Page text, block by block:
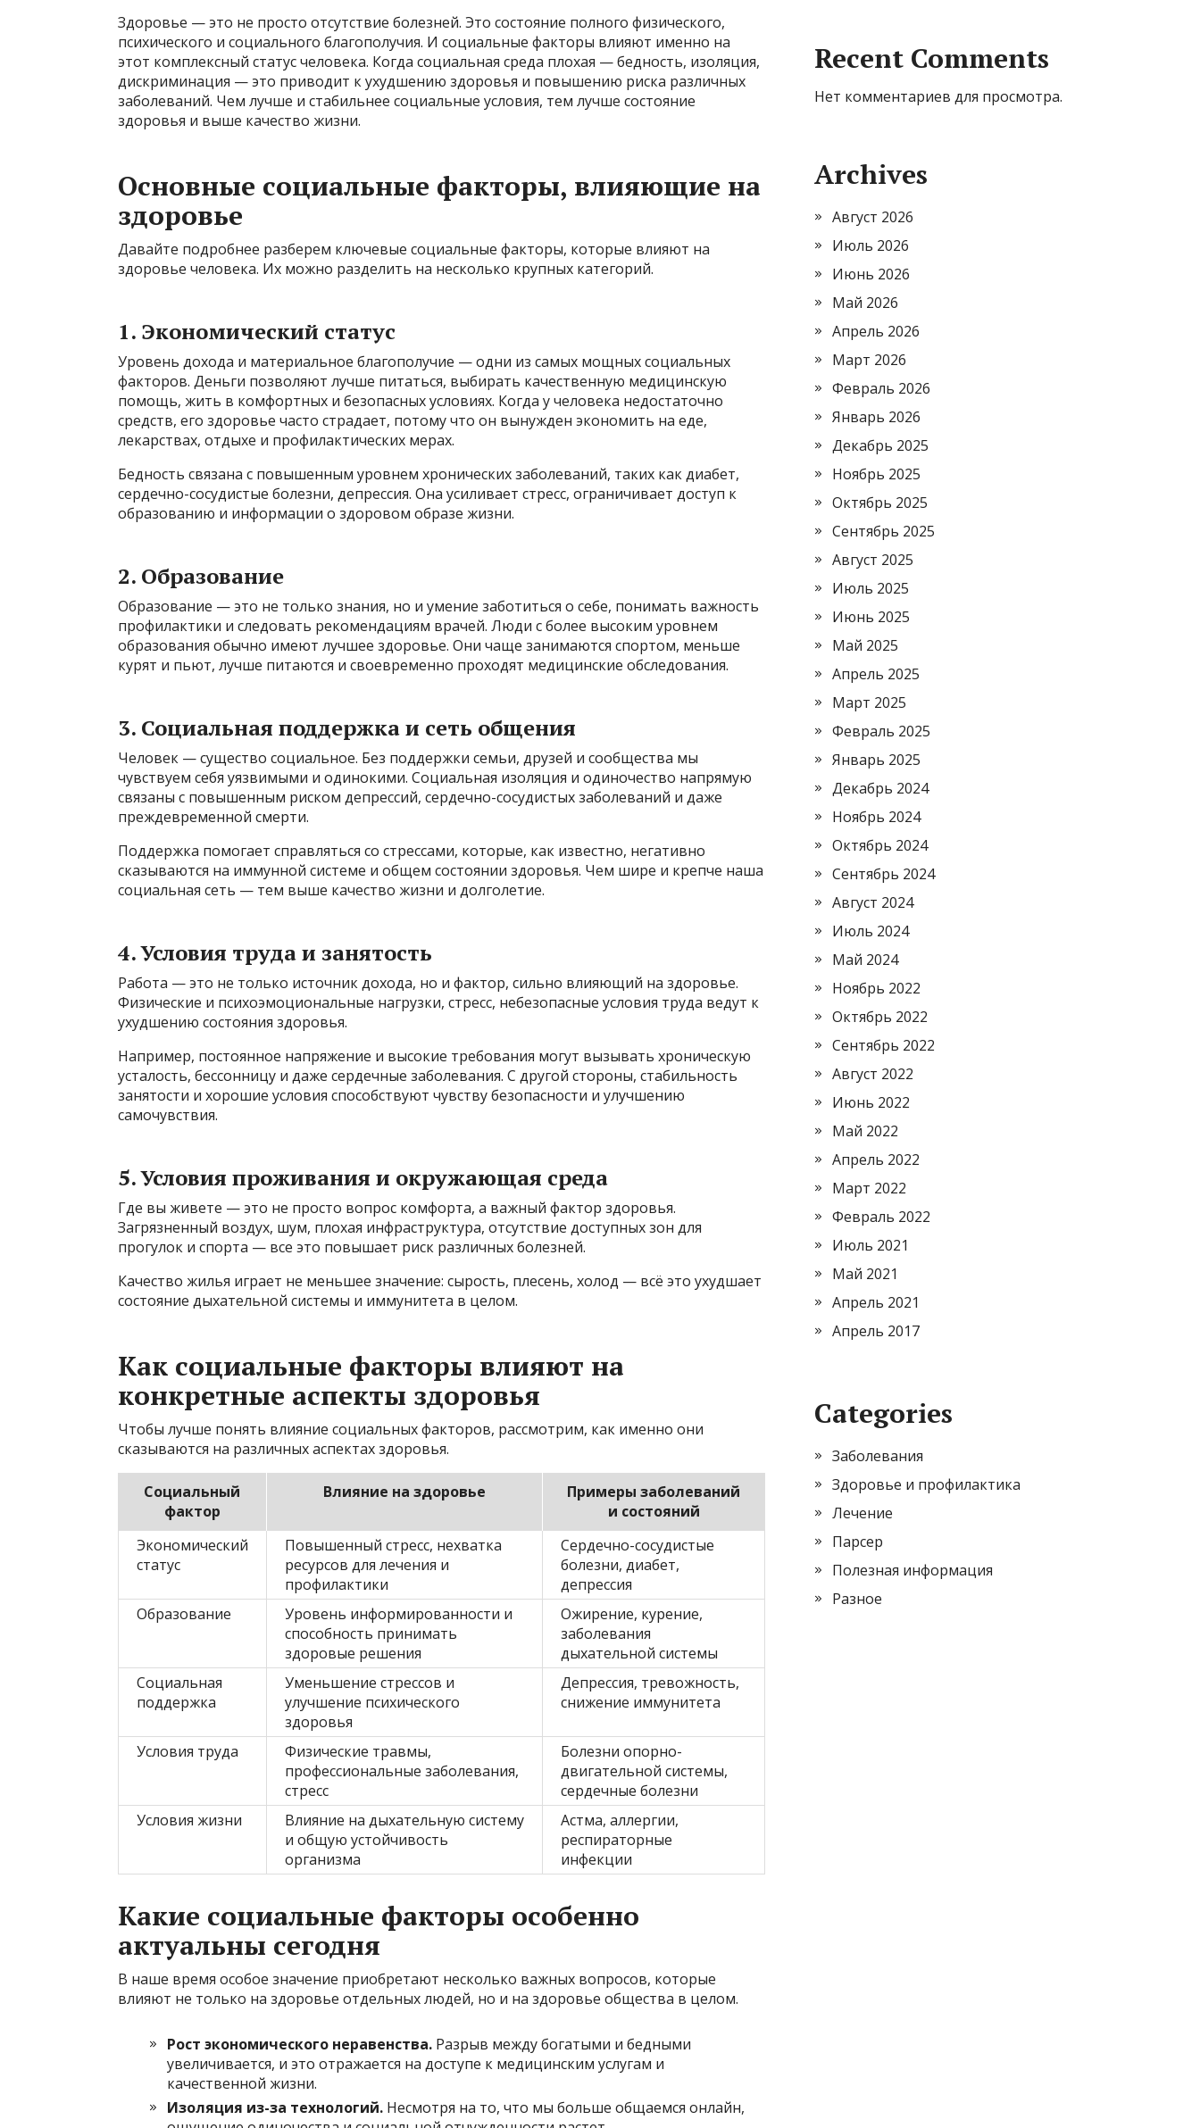
Здоровье — это не просто отсутствие болезней. Это состояние полного физического,
психического и социального благополучия. И социальные факторы влияют именно на
этот комплексный статус человека. Когда социальная среда плохая — бедность, изоляция,
дискриминация — это приводит к ухудшению здоровья и повышению риска различных
заболеваний. Чем лучше и стабильнее социальные условия, тем лучше состояние
здоровья и выше качество жизни.
Основные социальные факторы, влияющие на
здоровье
Давайте подробнее разберем ключевые социальные факторы, которые влияют на
здоровье человека. Их можно разделить на несколько крупных категорий.
1. Экономический статус
Уровень дохода и материальное благополучие — одни из самых мощных социальных
факторов. Деньги позволяют лучше питаться, выбирать качественную медицинскую
помощь, жить в комфортных и безопасных условиях. Когда у человека недостаточно
средств, его здоровье часто страдает, потому что он вынужден экономить на еде,
лекарствах, отдыхе и профилактических мерах.
Бедность связана с повышенным уровнем хронических заболеваний, таких как диабет,
сердечно-сосудистые болезни, депрессия. Она усиливает стресс, ограничивает доступ к
образованию и информации о здоровом образе жизни.
2. Образование
Образование — это не только знания, но и умение заботиться о себе, понимать важность
профилактики и следовать рекомендациям врачей. Люди с более высоким уровнем
образования обычно имеют лучшее здоровье. Они чаще занимаются спортом, меньше
курят и пьют, лучше питаются и своевременно проходят медицинские обследования.
3. Социальная поддержка и сеть общения
Человек — существо социальное. Без поддержки семьи, друзей и сообщества мы
чувствуем себя уязвимыми и одинокими. Социальная изоляция и одиночество напрямую
связаны с повышенным риском депрессий, сердечно-сосудистых заболеваний и даже
преждевременной смерти.
Поддержка помогает справляться со стрессами, которые, как известно, негативно
сказываются на иммунной системе и общем состоянии здоровья. Чем шире и крепче наша
социальная сеть — тем выше качество жизни и долголетие.
4. Условия труда и занятость
Работа — это не только источник дохода, но и фактор, сильно влияющий на здоровье.
Физические и психоэмоциональные нагрузки, стресс, небезопасные условия труда ведут к
ухудшению состояния здоровья.
Например, постоянное напряжение и высокие требования могут вызывать хроническую
усталость, бессонницу и даже сердечные заболевания. С другой стороны, стабильность
занятости и хорошие условия способствуют чувству безопасности и улучшению
самочувствия.
5. Условия проживания и окружающая среда
Где вы живете — это не просто вопрос комфорта, а важный фактор здоровья.
Загрязненный воздух, шум, плохая инфраструктура, отсутствие доступных зон для
прогулок и спорта — все это повышает риск различных болезней.
Качество жилья играет не меньшее значение: сырость, плесень, холод — всё это ухудшает
состояние дыхательной системы и иммунитета в целом.
Как социальные факторы влияют на
конкретные аспекты здоровья
Чтобы лучше понять влияние социальных факторов, рассмотрим, как именно они
сказываются на различных аспектах здоровья.
Социальный
фактор
Влияние на здоровье
Примеры заболеваний
и состояний
Экономический
статус
Повышенный стресс, нехватка
ресурсов для лечения и
профилактики
Сердечно-сосудистые
болезни, диабет,
депрессия
Образование
Уровень информированности и
способность принимать
здоровые решения
Ожирение, курение,
заболевания
дыхательной системы
Социальная
поддержка
Уменьшение стрессов и
улучшение психического
здоровья
Депрессия, тревожность,
снижение иммунитета
Условия труда
Физические травмы,
профессиональные заболевания,
стресс
Болезни опорно-
двигательной системы,
сердечные болезни
Условия жизни
Влияние на дыхательную систему
и общую устойчивость
организма
Астма, аллергии,
респираторные
инфекции
Какие социальные факторы особенно
актуальны сегодня
В наше время особое значение приобретают несколько важных вопросов, которые
влияют не только на здоровье отдельных людей, но и на здоровье общества в целом.
Рост экономического неравенства. Разрыв между богатыми и бедными
увеличивается, и это отражается на доступе к медицинским услугам и
качественной жизни.
Изоляция из-за технологий. Несмотря на то, что мы больше общаемся онлайн,
Recent Comments
Нет комментариев для просмотра.
Archives
Август 2026
Июль 2026
Июнь 2026
Май 2026
Апрель 2026
Март 2026
Февраль 2026
Январь 2026
Декабрь 2025
Ноябрь 2025
Октябрь 2025
Сентябрь 2025
Август 2025
Июль 2025
Июнь 2025
Май 2025
Апрель 2025
Март 2025
Февраль 2025
Январь 2025
Декабрь 2024
Ноябрь 2024
Октябрь 2024
Сентябрь 2024
Август 2024
Июль 2024
Май 2024
Ноябрь 2022
Октябрь 2022
Сентябрь 2022
Август 2022
Июнь 2022
Май 2022
Апрель 2022
Март 2022
Февраль 2022
Июль 2021
Май 2021
Апрель 2021
Апрель 2017
Categories
Заболевания
Здоровье и профилактика
Лечение
Парсер
Полезная информация
Разное